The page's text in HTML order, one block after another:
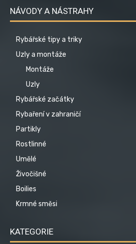
NÁVODY A NÁSTRAHY
Rybářské tipy a triky
Uzly a montáže
Montáže
Uzly
Rybářské začátky
Rybaření v zahraničí
Partikly
Rostlinné
Umělé
Živočišné
Boilies
Krmné směsi
KATEGORIE